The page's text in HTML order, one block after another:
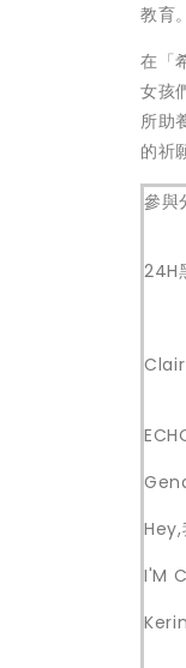
教育。
在「
女孩
所助
的祈
參與
24H
I'M